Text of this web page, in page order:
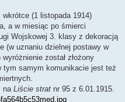
wkrótce (1 listopada 1914)
a w miesiąc po śmierci
Wojskowej 3. klasy z dekoracją
(w uznaniu dzielnej postawy w
został złożony
samym komunikacie jest też
na Liście strat nr 95 z 6.01.1915.